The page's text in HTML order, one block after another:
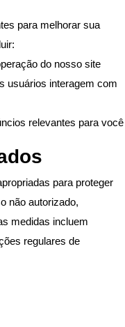
para melhorar sua
do nosso site
usuários interagem com
relevantes para você
para proteger
não autorizado,
medidas incluem
regulares de